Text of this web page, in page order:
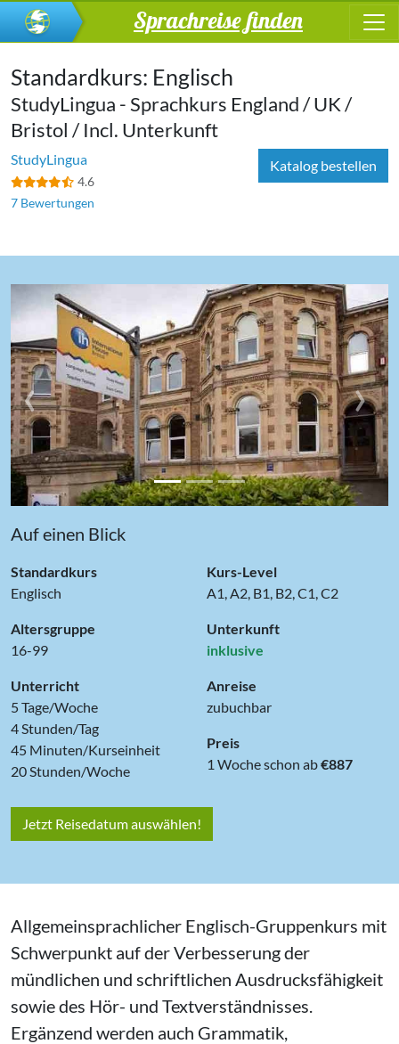
Sprachreise finden
Standardkurs: Englisch
StudyLingua - Sprachkurs England / UK /
Bristol / Incl. Unterkunft
StudyLingua
4.6
7 Bewertungen
Katalog bestellen
‹ ›
Auf einen Blick
Standardkurs
Englisch
Altersgruppe
16-99
Unterricht
5 Tage/Woche
4 Stunden/Tag
45 Minuten/Kurseinheit
20 Stunden/Woche
Kurs-Level
A1, A2, B1, B2, C1, C2
Unterkunft
inklusive
Anreise
zubuchbar
Preis
1 Woche schon ab€887
Jetzt Reisedatum auswählen!
Allgemeinsprachlicher Englisch-Gruppenkurs mit
Schwerpunkt auf der Verbesserung der
mündlichen und schriftlichen Ausdrucksfähigkeit
sowie des Hör- und Textverständnisses.
Ergänzend werden auch Grammatik,